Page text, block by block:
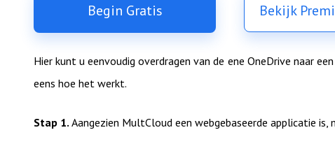
Begin Gratis Bekijk
Hier kunt u eenvoudig overdragen van de ene OneDrive naar
eens hoe het werkt.
Stap 1. Aangezien MultCloud een webgebaseerde applicatie is,